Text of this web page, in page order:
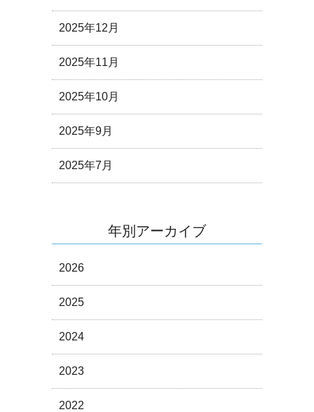
2025年12月
2025年11月
2025年10月
2025年9月
2025年7月
年別アーカイブ
2026
2025
2024
2023
2022